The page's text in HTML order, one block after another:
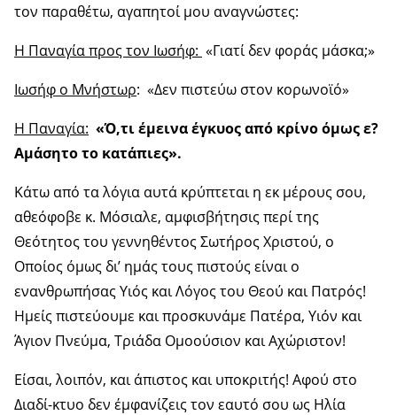
τον παραθέτω, αγαπητοί μου αναγνώστες:
Η Παναγία προς τον Ιωσήφ: «Γιατί δεν φοράς μάσκα;»
Ιωσήφ ο Μνήστωρ: «Δεν πιστεύω στον κορωνοϊό»
Η Παναγία: «Ό,τι έμεινα έγκυος από κρίνο όμως ε?
Αμάσητο το κατάπιες».
Κάτω από τα λόγια αυτά κρύπτεται η εκ μέρους σου,
αθεόφοβε κ. Μόσιαλε, αμφισβήτησις περί της
Θεότητος του γεννηθέντος Σωτήρος Χριστού, ο
Οποίος όμως δι’ ημάς τους πιστούς είναι ο
ενανθρωπήσας Υιός και Λόγος του Θεού και Πατρός!
Ημείς πιστεύουμε και προσκυνάμε Πατέρα, Υιόν και
Άγιον Πνεύμα, Τριάδα Ομοούσιον και Αχώριστον!
Είσαι, λοιπόν, και άπιστος και υποκριτής! Αφού στο
Διαδί-κτυο δεν έμφανίζεις τον εαυτό σου ως Ηλία